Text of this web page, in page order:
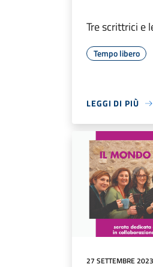
Tre scrittrici e
Tempo libero
LEGGI DI PIÙ
27 SETTEMBRE 2023